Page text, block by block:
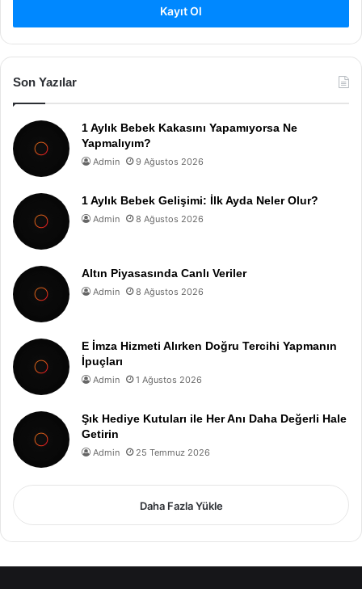
Kayıt Ol
Son Yazılar
1 Aylık Bebek Kakasını Yapamıyorsa Ne
Yapmalıyım?
Admin 9 Ağustos 2026
1 Aylık Bebek Gelişimi: İlk Ayda Neler Olur?
Admin 8 Ağustos 2026
Altın Piyasasında Canlı Veriler
Admin 8 Ağustos 2026
E İmza Hizmeti Alırken Doğru Tercihi Yapmanın
İpuçları
Admin 1 Ağustos 2026
Şık Hediye Kutuları ile Her Anı Daha Değerli Hale
Getirin
Admin 25 Temmuz 2026
Daha Fazla Yükle